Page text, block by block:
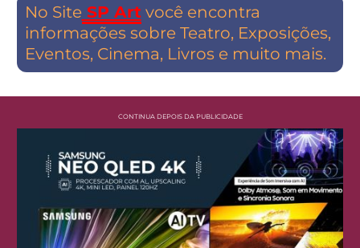
No Site SP Artvocê encontra
informações sobre Teatro, Exposições,
Eventos, Cinema, Livros e muito mais.
CONTINUA DEPOIS DA PUBLICIDADE